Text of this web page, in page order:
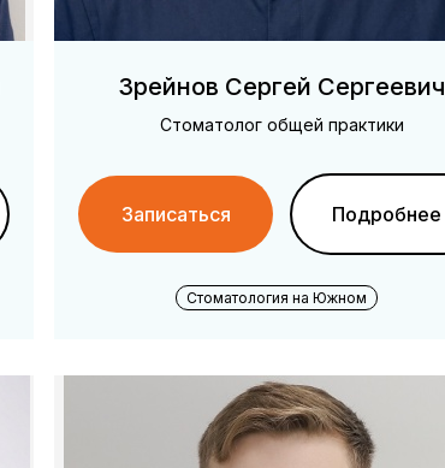
Зрейнов Сергей Сергеевич
Стоматолог общей практики
Записаться Подробнее
Стоматология на Южном